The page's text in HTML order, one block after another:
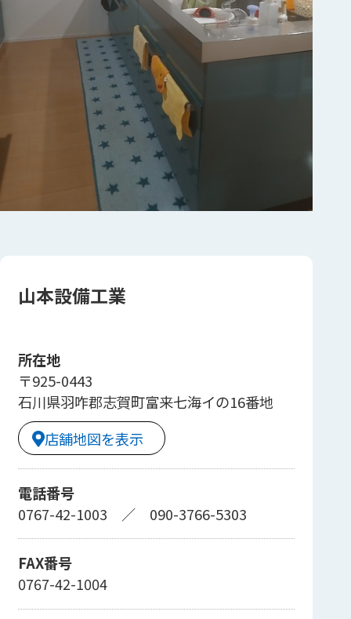
山本設備工業
所在地
〒925-0443
石川県羽咋郡志賀町富来七海イの16番地
店舗地図を表示
電話番号
0767-42-1003 ／ 090-3766-5303
FAX番号
0767-42-1004